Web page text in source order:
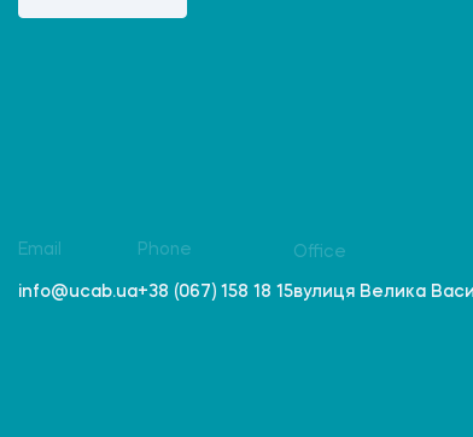
Email
info@ucab.ua
Phone
+38 (067) 158 18 15
Office
вулиця Велика